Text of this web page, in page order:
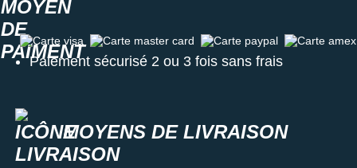
Carte visa Carte master card Carte paypal Carte amex
Paiement sécurisé 2 ou 3 fois sans frais
MOYENS DE LIVRAISON